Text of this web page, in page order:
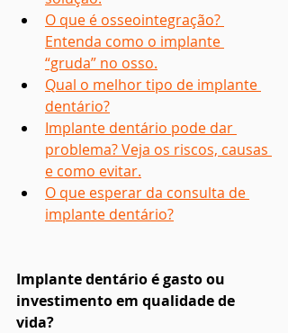
O que é osseointegração?
Entenda como o implante
“gruda” no osso.
Qual o melhor tipo de implante
dentário?
Implante dentário pode dar
problema? Veja os riscos, causas
e como evitar.
O que esperar da consulta de
implante dentário?
Implante dentário é gasto ou
investimento em qualidade de
vida?